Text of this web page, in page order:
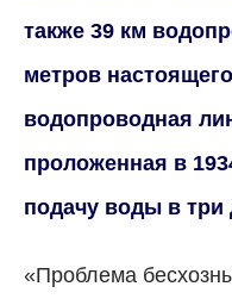
также 39 км
метров
водопроводная
проложенная в
подачу воды в три
«Проблема